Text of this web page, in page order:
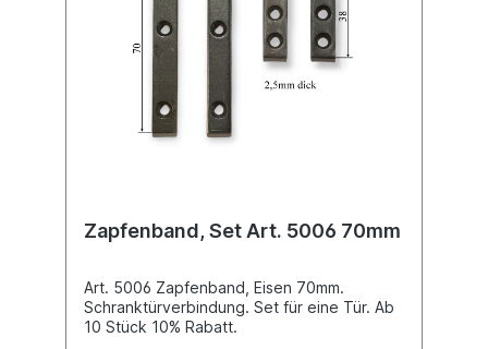
Zapfenband, Set Art. 5006 70mm
Art. 5006 Zapfenband, Eisen 70mm.
Schranktürverbindung. Set für eine Tür. Ab
10 Stück 10% Rabatt.